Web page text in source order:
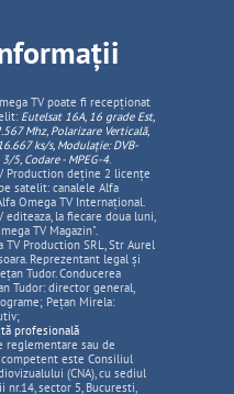
TV poate fi recepționat
Eutelsat 16A, 16 grade Est,
Mhz, PolarizareVerticală,
ks/s, Modulație: DVB-
3/5, Codare - MPEG-4.
Production deține 2 licențe
satelit: canalele Alfa
Omega TV Internațional.
editeaza, la fiecare doua luni,
TV Magazin".
TV Production SRL, Str Aurel
Reprezentant legal și
Tudor. Conducerea
Tudor: director general,
Pețan Mirela:
profesională
reglementare sau de
este Consiliul
(CNA), cu sediul
nr.14, sector 5, Bucuresti,